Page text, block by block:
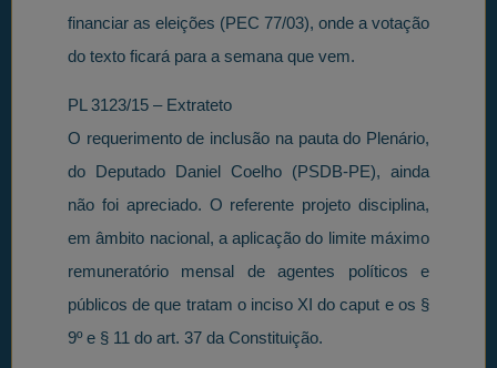
financiar as eleições (PEC 77/03), onde a votação
do texto ficará para a semana que vem.
PL 3123/15 – Extrateto
O requerimento de inclusão na pauta do Plenário,
do Deputado Daniel Coelho (PSDB-PE), ainda
não foi apreciado. O referente projeto disciplina,
em âmbito nacional, a aplicação do limite máximo
remuneratório mensal de agentes políticos e
públicos de que tratam o inciso XI do caput e os §
9º e § 11 do art. 37 da Constituição.